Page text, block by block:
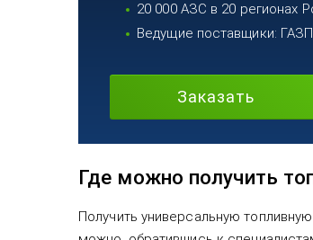
20 000 АЗС в 20 регионах
Ведущие поставщики:
Заказать
Где можно получить
Получить универсальную